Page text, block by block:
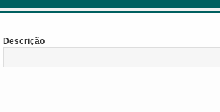
Descrição